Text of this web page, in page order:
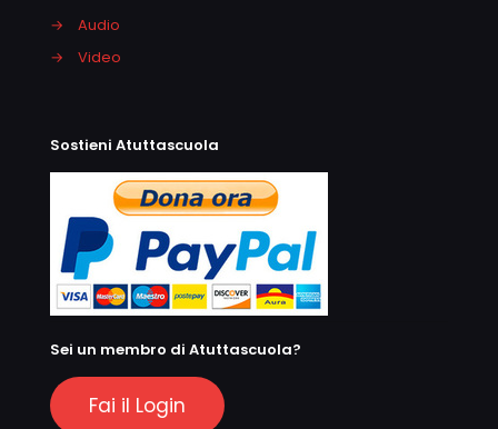
→
Audio
→
Video
Sostieni Atuttascuola
Sei un membro di Atuttascuola?
Fai il Login